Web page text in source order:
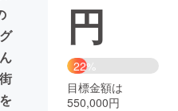
CAMPFIRE Creation
machi-ya コミュニティ
円
22%
目標金額は
550,000円